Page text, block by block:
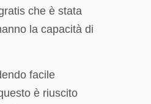
che è stata
la capacità di
facile
è riuscito